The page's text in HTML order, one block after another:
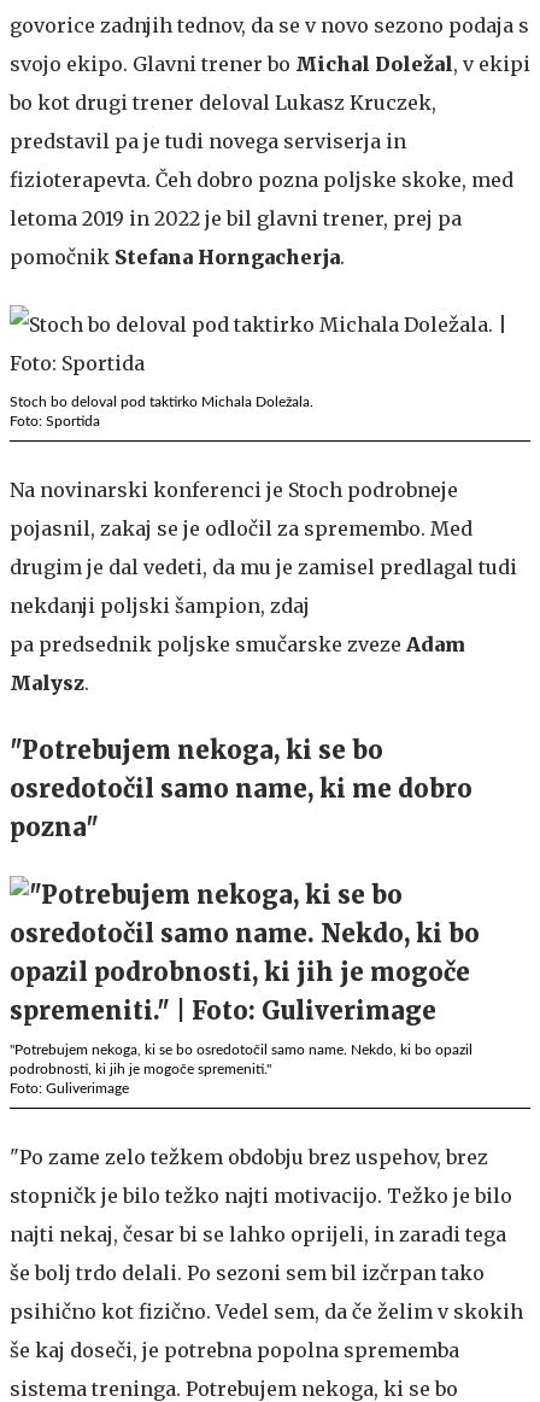
govorice zadnjih tednov, da se v novo sezono podaja s
svojo ekipo. Glavni trener bo Michal Doležal, v ekipi
bo kot drugi trener deloval Lukasz Kruczek,
predstavil pa je tudi novega serviserja in
fizioterapevta. Čeh dobro pozna poljske skoke, med
letoma 2019 in 2022 je bil glavni trener, prej pa
pomočnik Stefana Horngacherja.
Stoch bo deloval pod taktirko Michala Doležala.
Foto: Sportida
Na novinarski konferenci je Stoch podrobneje
pojasnil, zakaj se je odločil za spremembo. Med
drugim je dal vedeti, da mu je zamisel predlagal tudi
nekdanji poljski šampion, zdaj
pa predsednik poljske smučarske zveze Adam
Malysz.
"Potrebujem nekoga, ki se bo
osredotočil samo name, ki me dobro
pozna"
"Potrebujem nekoga, ki se bo osredotočil samo name. Nekdo, ki bo opazil
podrobnosti, ki jih je mogoče spremeniti."
Foto: Guliverimage
"Po zame zelo težkem obdobju brez uspehov, brez
stopničk je bilo težko najti motivacijo. Težko je bilo
najti nekaj, česar bi se lahko oprijeli, in zaradi tega
še bolj trdo delali. Po sezoni sem bil izčrpan tako
psihično kot fizično. Vedel sem, da če želim v skokih
še kaj doseči, je potrebna popolna sprememba
sistema treninga. Potrebujem nekoga, ki se bo